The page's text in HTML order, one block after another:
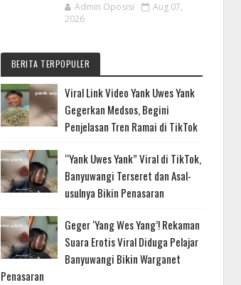
Admin Oposisi
Aug 07,
2026
BERITA TERPOPULER
Viral Link Video Yank Uwes Yank
Gegerkan Medsos, Begini
Penjelasan Tren Ramai di TikTok
“Yank Uwes Yank” Viral di TikTok,
Banyuwangi Terseret dan Asal-
usulnya Bikin Penasaran
Geger ‘Yang Wes Yang’! Rekaman
Suara Erotis Viral Diduga Pelajar
Banyuwangi Bikin Warganet
Penasaran